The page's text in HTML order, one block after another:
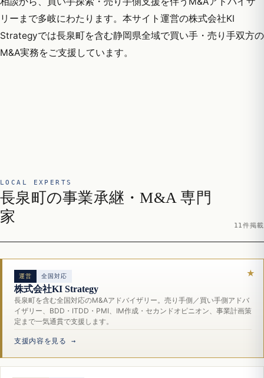
リーまで多岐にわたります。本サイト運営の株式会社KI
Strategyでは長泉町を含む静岡県全域で買い手・売り手双方の
M&A実務をご支援しています。
LOCAL EXPERTS
長泉町の事業承継・M&A 専門
家
11件掲載
運営 全国対応
株式会社KI Strategy
長泉町を含む全国対応のM&Aアドバイザリー。売り手側／買い手側アドバ
イザリー、BDD・ITDD・PMI、IM作成・セカンドオピニオン、事業計画策
定まで一気通貫で支援します。
支援内容を見る →